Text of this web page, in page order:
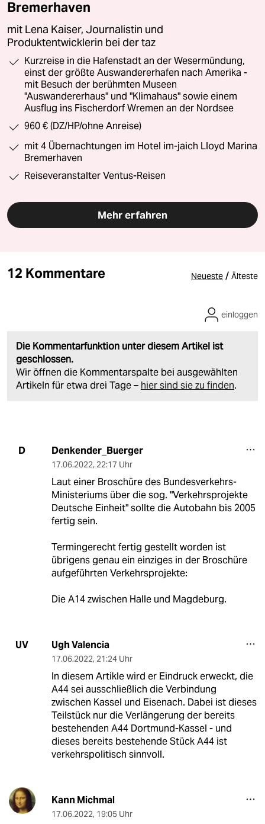
Bremerhaven
mit Lena Kaiser, Journalistin und
Produktentwicklerin bei der taz
Kurzreise in die Hafenstadt an der Wesermündung,
einst der größte Auswandererhafen nach Amerika -
mit Besuch der berühmten Museen
"Auswandererhaus" und "Klimahaus" sowie einem
Ausflug ins Fischerdorf Wremen an der Nordsee
960 € (DZ/HP/ohne Anreise)
mit 4 Übernachtungen im Hotel im-jaich Lloyd Marina
Bremerhaven
Reiseveranstalter Ventus-Reisen
Mehr erfahren
12 Kommentare Neueste / Älteste
Die Kommentarfunktion unter diesem Artikel ist
geschlossen.
Wir öffnen die Kommentarspalte bei ausgewählten
Artikeln für etwa drei Tage – hier sind sie zu finden.
einloggen
D Denkender_Buerger
17.06.2022, 22:17 Uhr
Laut einer Broschüre des Bundesverkehrs-
Ministeriums über die sog. "Verkehrsprojekte
Deutsche Einheit" sollte die Autobahn bis 2005
fertig sein.
Termingerecht fertig gestellt worden ist
übrigens genau ein einziges in der Broschüre
aufgeführten Verkehrsprojekte:
Die A14 zwischen Halle und Magdeburg.
UV Ugh Valencia
17.06.2022, 21:24 Uhr
In diesem Artikle wird er Eindruck erweckt, die
A44 sei ausschließlich die Verbindung
zwischen Kassel und Eisenach. Dabei ist dieses
Teilstück nur die Verlängerung der bereits
bestehenden A44 Dortmund-Kassel - und
dieses bereits bestehende Stück A44 ist
verkehrspolitisch sinnvoll.
Kann Michmal
17.06.2022, 19:05 Uhr